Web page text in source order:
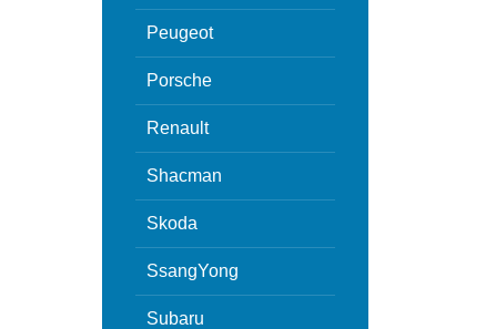
Peugeot
Porsche
Renault
Shacman
Skoda
SsangYong
Subaru